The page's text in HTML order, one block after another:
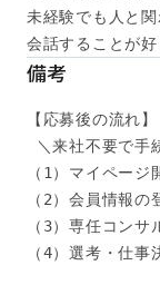
未経験でも人と関
会話することが
備考
【応募後の流れ】
＼来社不要で手
（1）マイページ
（2）会員情報の
（3）専任コン
（4）選考・仕事